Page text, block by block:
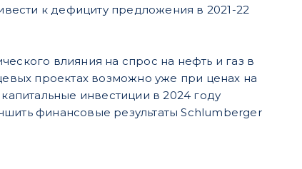
к дефициту предложения в 2021-22
влияния на спрос на нефть и газ в
проектах возможно уже при ценах на
инвестиции в 2024 году
финансовые результаты Schlumberger